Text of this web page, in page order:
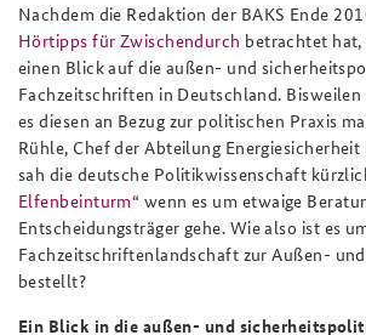
Nachdem die Redaktion der BAKS Ende
Hörtipps für Zwischendurch betrachtet
einen Blick auf die außen- und
Fachzeitschriften in Deutschland.
es diesen an Bezug zur politischen Praxis
Rühle, Chef der Abteilung Energiesicherheit
sah die deutsche Politikwissenschaft
Elfenbeinturm“ wenn es um etwaige
Entscheidungsträger gehe. Wie also ist es
Fachzeitschriftenlandschaft zur Außen-
bestellt?
Ein Blick in die außen- und